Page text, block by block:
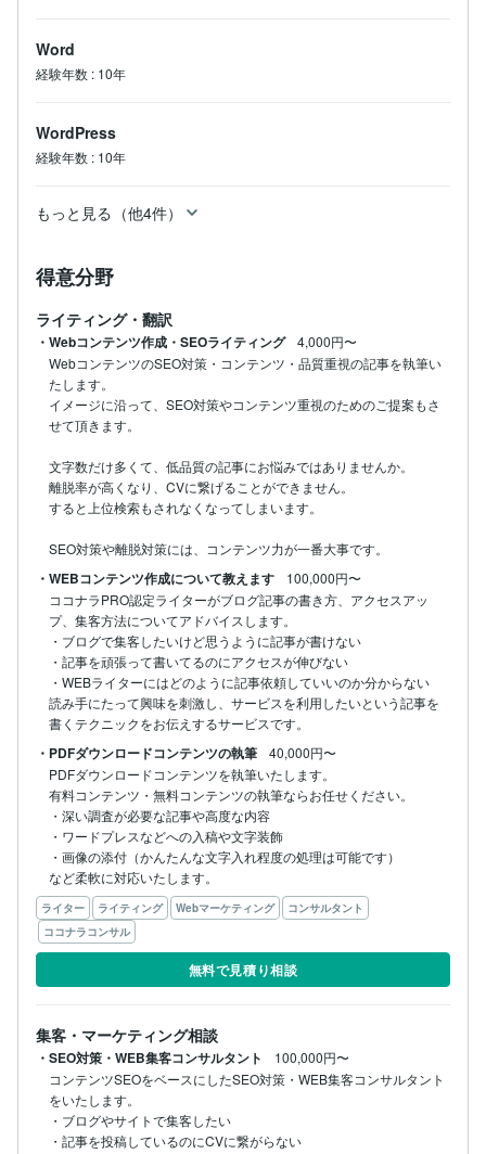
Word
経験年数 : 10年
WordPress
経験年数 : 10年
もっと見る（他4件）
得意分野
ライティング・翻訳
・Webコンテンツ作成・SEOライティング
4,000円〜
WebコンテンツのSEO対策・コンテンツ・品質重視の記事を執筆い
たします。
イメージに沿って、SEO対策やコンテンツ重視のためのご提案もさ
せて頂きます。
文字数だけ多くて、低品質の記事にお悩みではありませんか。
離脱率が高くなり、CVに繋げることができません。
すると上位検索もされなくなってしまいます。
SEO対策や離脱対策には、コンテンツ力が一番大事です。
・WEBコンテンツ作成について教えます
100,000円〜
ココナラPRO認定ライターがブログ記事の書き方、アクセスアッ
プ、集客方法についてアドバイスします。
・ブログで集客したいけど思うように記事が書けない
・記事を頑張って書いてるのにアクセスが伸びない
・WEBライターにはどのように記事依頼していいのか分からない
読み手にたって興味を刺激し、サービスを利用したいという記事を
書くテクニックをお伝えするサービスです。
・PDFダウンロードコンテンツの執筆
40,000円〜
PDFダウンロードコンテンツを執筆いたします。
有料コンテンツ・無料コンテンツの執筆ならお任せください。
・深い調査が必要な記事や高度な内容
・ワードプレスなどへの入稿や文字装飾
・画像の添付（かんたんな文字入れ程度の処理は可能です）
など柔軟に対応いたします。
ライター ライティング Webマーケティング
コンサルタント
ココナラコンサル
無料で見積り相談
集客・マーケティング相談
・SEO対策・WEB集客コンサルタント
100,000円〜
コンテンツSEOをベースにしたSEO対策・WEB集客コンサルタント
をいたします。
・ブログやサイトで集客したい
・記事を投稿しているのにCVに繋がらない